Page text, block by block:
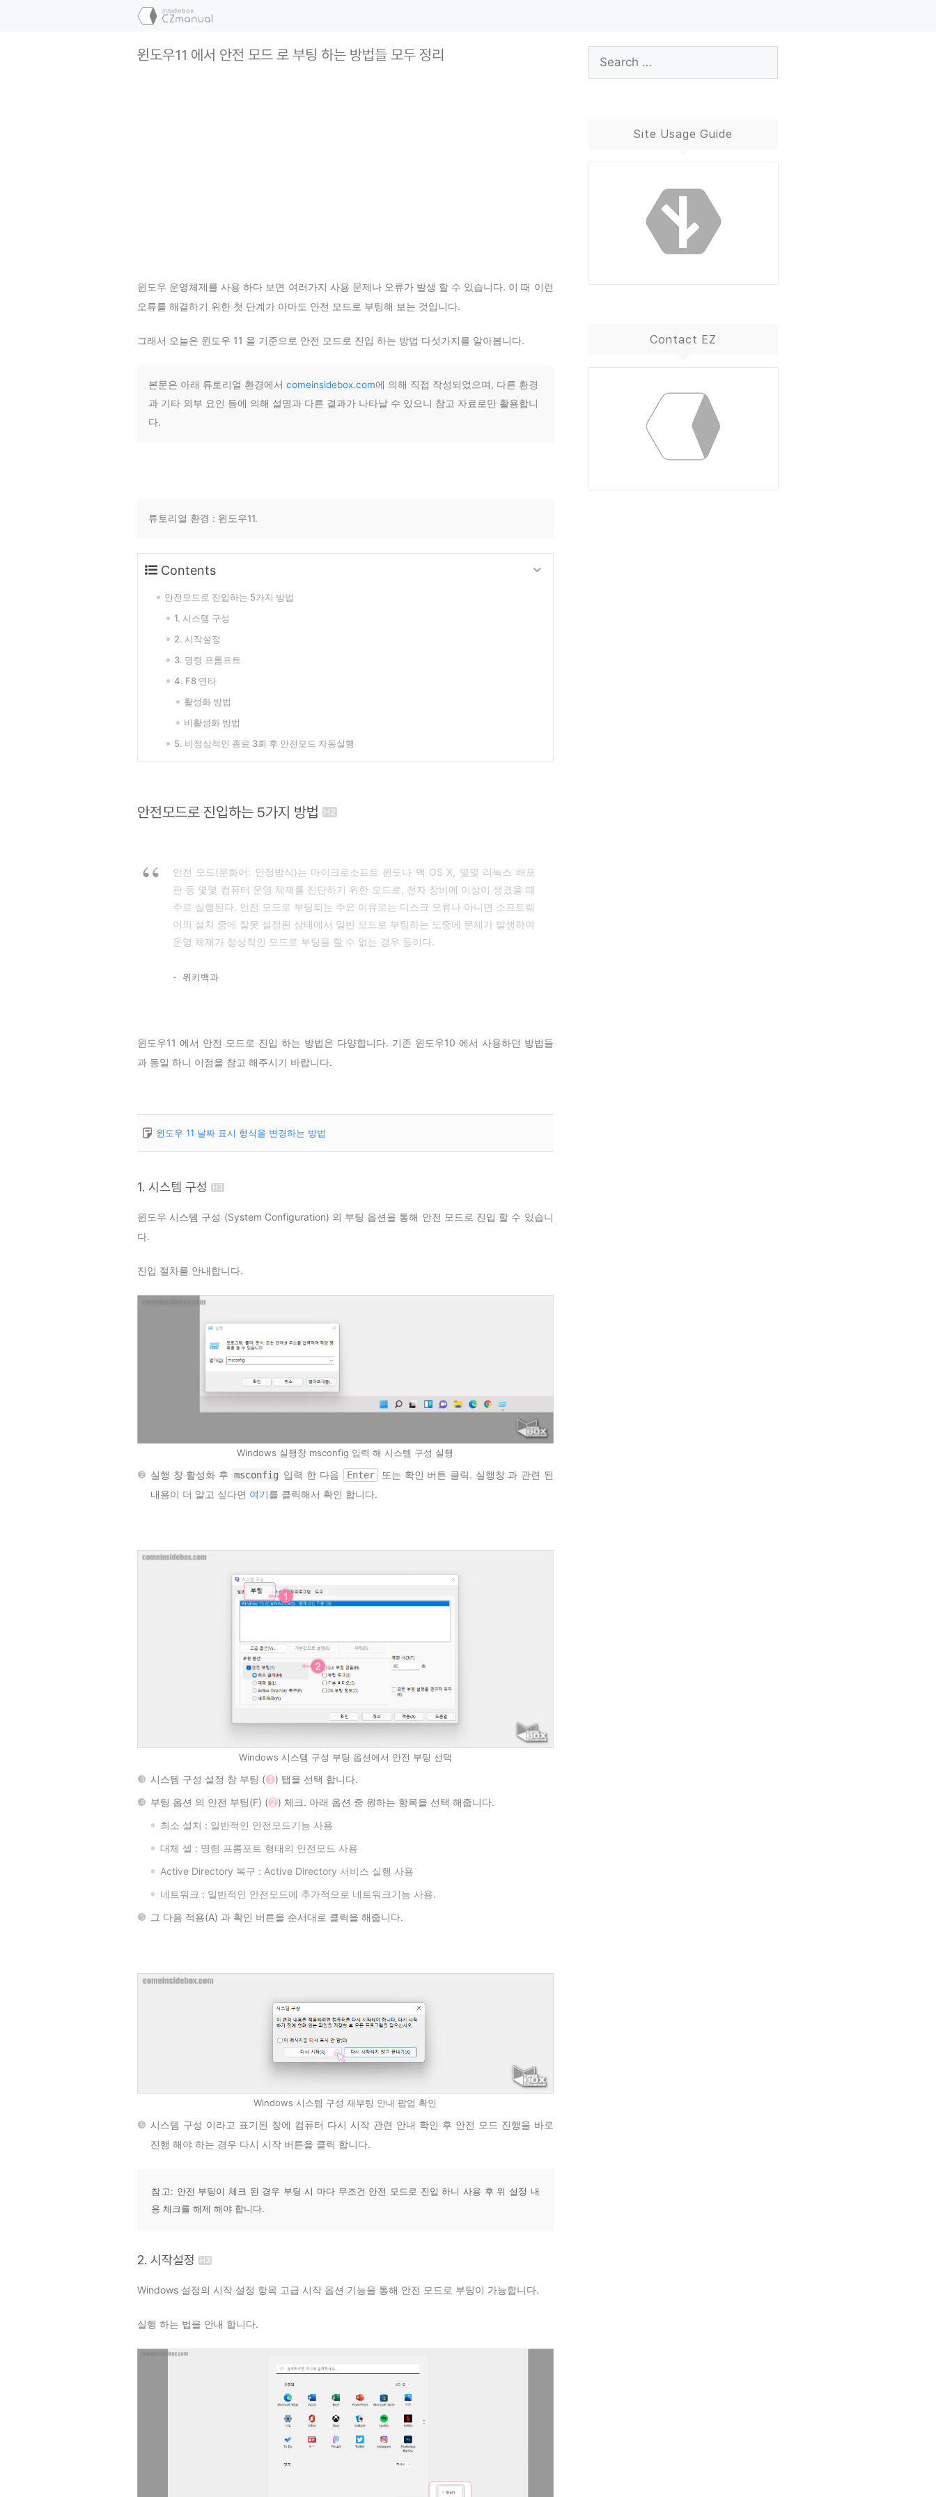
윈도우11 에서 안전 모드 로 부팅 하는 방법들 모두 정리
윈도우 운영체제를 사용 하다 보면 여러가지 사용 문제나 오류가 발생 할 수 있습니다. 이 때 이런
오류를 해결하기 위한 첫 단계가 아마도 안전 모드로 부팅해 보는 것입니다.
그래서 오늘은 윈도우 11 을 기준으로 안전 모드로 진입 하는 방법 다섯가지를 알아봅니다.
본문은 아래 튜토리얼 환경에서 comeinsidebox.com에 의해 직접 작성되었으며, 다른 환경
과 기타 외부 요인 등에 의해 설명과 다른 결과가 나타날 수 있으니 참고 자료로만 활용합니
다.
튜토리얼 환경 : 윈도우11.
Contents
안전모드로 진입하는 5가지 방법
1. 시스템 구성
2. 시작설정
3. 명령 프롬프트
4. F8 연타
활성화 방법
비활성화 방법
5. 비정상적인 종료 3회 후 안전모드 자동실행
안전모드로 진입하는 5가지 방법
안전 모드(문화어: 안정방식)는 마이크로소프트 윈도나 맥 OS X, 몇몇 리눅스 배포
판 등 몇몇 컴퓨터 운영 체제를 진단하기 위한 모드로, 전자 장비에 이상이 생겼을 때
주로 실행된다. 안전 모드로 부팅되는 주요 이유로는 디스크 오류나 아니면 소프트웨
어의 설치 중에 잘못 설정된 상태에서 일반 모드로 부팅하는 도중에 문제가 발생하여
운영 체제가 정상적인 모드로 부팅을 할 수 없는 경우 등이다.
위키백과
윈도우11 에서 안전 모드로 진입 하는 방법은 다양합니다. 기존 윈도우10 에서 사용하던 방법들
과 동일 하니 이점을 참고 해주시기 바랍니다.
윈도우 11 날짜 표시 형식을 변경하는 방법
1. 시스템 구성
윈도우 시스템 구성 (System Configuration) 의 부팅 옵션을 통해 안전 모드로 진입 할 수 있습니
다.
진입 절차를 안내합니다.
Windows 실행창 msconfig 입력 해 시스템 구성 실행
실행 창 활성화 후 msconfig 입력 한 다음 Enter
또는 확인 버튼 클릭. 실행창 과 관련 된
내용이 더 알고 싶다면 여기를 클릭해서 확인 합니다.
Windows 시스템 구성 부팅 옵션에서 안전 부팅 선택
시스템 구성 설정 창 부팅 ( 1 ) 탭을 선택 합니다.
부팅 옵션 의 안전 부팅(F) ( 2 ) 체크. 아래 옵션 중 원하는 항목을 선택 해줍니다.
최소 설치 : 일반적인 안전모드기능 사용
대체 셀 : 명령 프롬포트 형태의 안전모드 사용
Active Directory 복구 : Active Directory 서비스 실행 사용
네트워크 : 일반적인 안전모드에 추가적으로 네트워크기능 사용.
그 다음 적용(A) 과 확인 버튼을 순서대로 클릭을 해줍니다.
Windows 시스템 구성 재부팅 안내 팝업 확인
시스템 구성 이라고 표기된 창에 컴퓨터 다시 시작 관련 안내 확인 후 안전 모드 진행을 바로
진행 해야 하는 경우 다시 시작 버튼을 클릭 합니다.
참 고: 안전 부팅이 체크 된 경우 부팅 시 마다 무조건 안전 모드로 진입 하니 사용 후 위 설정 내
용 체크를 해제 해야 합니다.
2. 시작설정
Windows 설정의 시작 설정 항목 고급 시작 옵션 기능을 통해 안전 모드로 부팅이 가능합니다.
실행 하는 법을 안내 합니다.
for:
Site Usage Guide
Contact EZ